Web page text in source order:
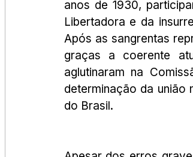
anos de 1930,
Libertadora e da
Após as sangrentas
graças a coerente
aglutinaram na
determinação da
do Brasil.